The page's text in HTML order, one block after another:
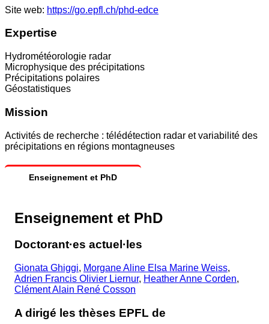
Site web: https://go.epfl.ch/phd-edce
Expertise
Hydrométéorologie radar
Microphysique des précipitations
Précipitations polaires
Géostatistiques
Mission
Activités de recherche : télédétection radar et variabilité des
précipitations en régions montagneuses
Enseignement et PhD
Enseignement et PhD
Doctorant·es actuel·les
Gionata Ghiggi, Morgane Aline Elsa Marine Weiss,
Adrien Francis Olivier Liernur, Heather Anne Corden,
Clément Alain René Cosson
A dirigé les thèses EPFL de